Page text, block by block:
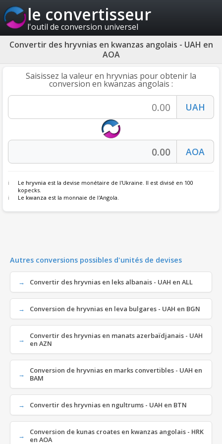
le convertisseur
l'outil de conversion universel
Convertir des hryvnias en kwanzas angolais - UAH en
AOA
Saisissez la valeur en hryvnias pour obtenir la
conversion en kwanzas angolais :
Le hryvnia est la devise monétaire de l'Ukraine. Il est divisé en 100
kopecks.
Le kwanza est la monnaie de l'Angola.
Autres conversions possibles d'unités de devises
Convertir des hryvnias en leks albanais - UAH en ALL
Conversion de hryvnias en leva bulgares - UAH en BGN
Convertir des hryvnias en manats azerbaïdjanais - UAH
en AZN
Conversion de hryvnias en marks convertibles - UAH en
BAM
Convertir des hryvnias en ngultrums - UAH en BTN
Conversion de kunas croates en kwanzas angolais - HRK
en AOA